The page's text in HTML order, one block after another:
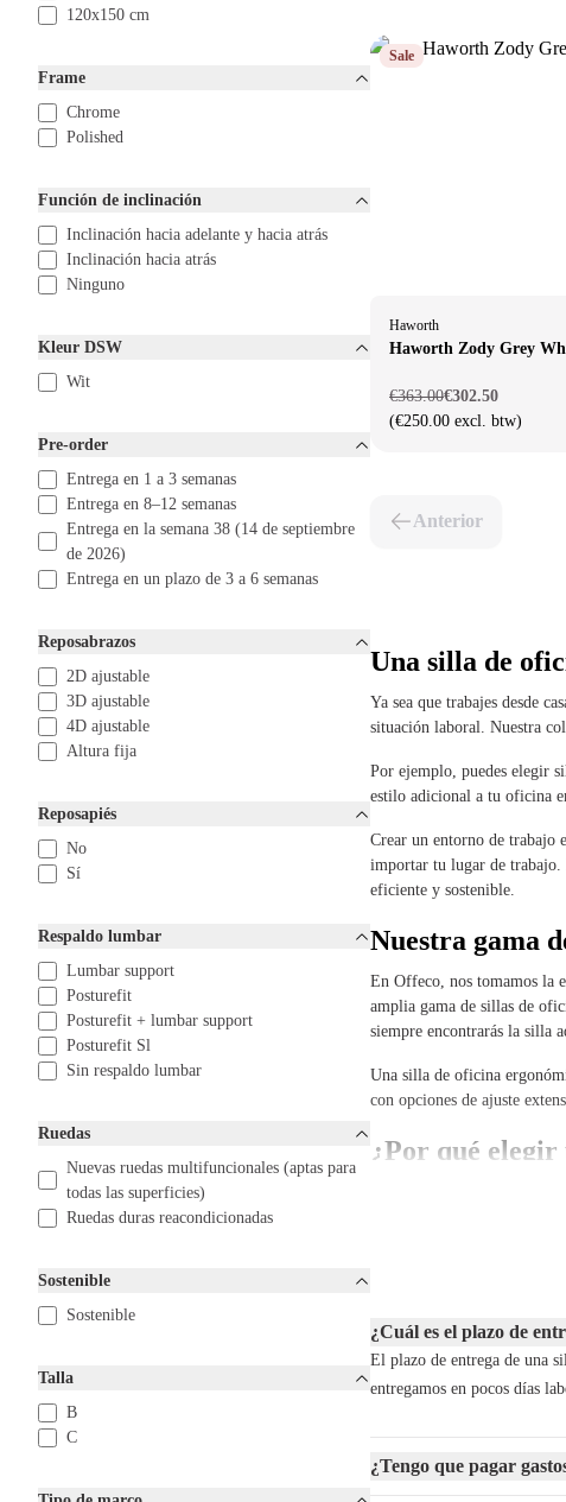
120x150 cm
Frame
Chrome
Polished
Función de inclinación
Inclinación hacia adelante y hacia atrás
Inclinación hacia atrás
Ninguno
Kleur DSW
Wit
Pre-order
Entrega en 1 a 3 semanas
Entrega en 8–12 semanas
Entrega en la semana 38 (14 de septiembre
de 2026)
Entrega en un plazo de 3 a 6 semanas
Reposabrazos
2D ajustable
3D ajustable
4D ajustable
Altura fija
Reposapiés
No
Sí
Respaldo lumbar
Lumbar support
Posturefit
Posturefit + lumbar support
Posturefit Sl
Sin respaldo lumbar
Ruedas
Nuevas ruedas multifuncionales (aptas para
todas las superficies)
Ruedas duras reacondicionadas
Sostenible
Sostenible
Talla
B
C
Sale
Haworth
Haworth Zody Grey
€363.00€302.50
(€250.00 excl. btw)
Anterior
Una silla de
Ya sea que trabajes desde
situación laboral. Nuestra
Por ejemplo, puedes elegir
estilo adicional a tu oficina
Crear un entorno de trabajo
importar tu lugar de trabajo.
eficiente y sostenible.
Nuestra gama
En Offeco, nos tomamos la
amplia gama de sillas de
siempre encontrarás la silla
Una silla de oficina
con opciones de ajuste
¿Por qué
En Offeco, hacemos todo
¿Es la sostenibilidad
futuro más verde mientras
¿Buscas
atrás. Ya sea que desees
¿Cuál es el plazo de
El plazo de entrega de una
entregamos en pocos días
¿Tengo que pagar